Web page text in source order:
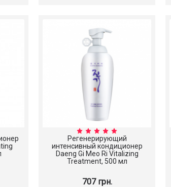
сыворотка с циканоидом
SCINIC Cicanoid Ampoule, 50
мл
637 грн.
Регенерирующий
интенсивный кондиционер
Daeng Gi Meo Ri Vitalizing
Treatment, 500 мл
707 грн.